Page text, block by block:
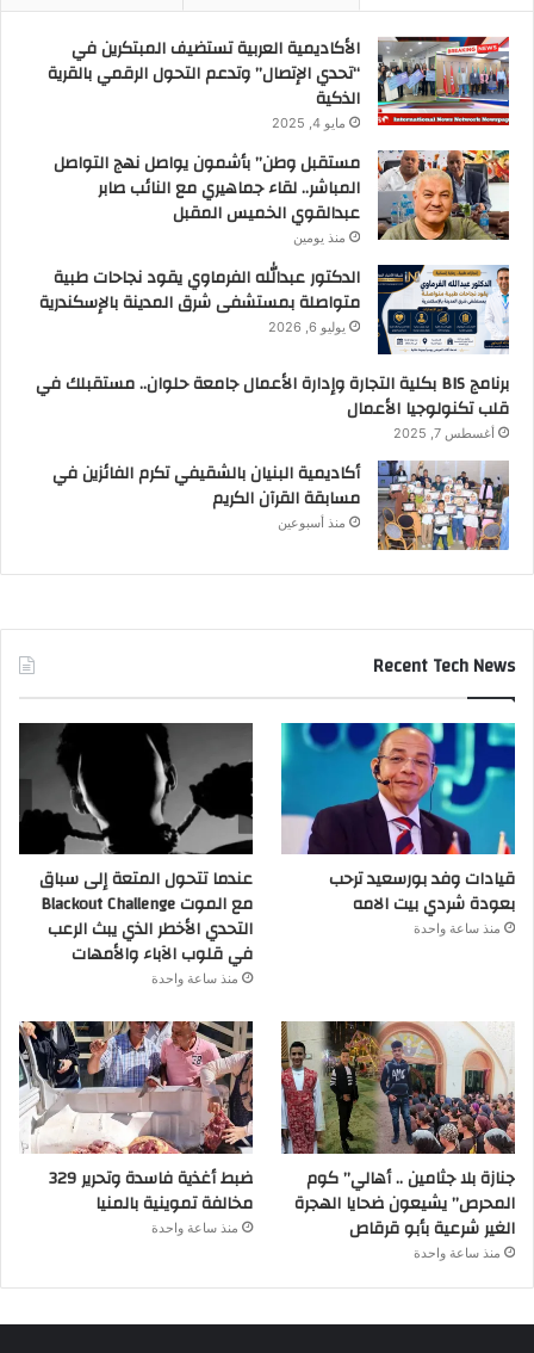
الأكاديمية العربية تستضيف المبتكرين في
“تحدي الإتصال” وتدعم التحول الرقمي بالقرية
الذكية
مايو 4, 2025
مستقبل وطن” بأشمون يواصل نهج التواصل
المباشر.. لقاء جماهيري مع النائب صابر
عبدالقوي الخميس المقبل
منذ يومين
الدكتور عبدالله الفرماوي يقود نجاحات طبية
متواصلة بمستشفى شرق المدينة بالإسكندرية
يوليو 6, 2026
برنامج BIS بكلية التجارة وإدارة الأعمال جامعة حلوان.. مستقبلك في
قلب تكنولوجيا الأعمال
أغسطس 7, 2025
أكاديمية البنيان بالشقيفي تكرم الفائزين في
مسابقة القرآن الكريم
منذ أسبوعين
Recent Tech News
قيادات وفد بورسعيد ترحب
بعودة شردي بيت الامه
منذ ساعة واحدة
عندما تتحول المتعة إلى سباق
مع الموت Blackout Challenge
التحدي الأخطر الذي يبث الرعب
في قلوب الآباء والأمهات
منذ ساعة واحدة
جنازة بلا جثامين .. أهالي” كوم
المحرص” يشيعون ضحايا الهجرة
الغير شرعية بأبو قرقاص
منذ ساعة واحدة
ضبط أغذية فاسدة وتحرير 329
مخالفة تموينية بالمنيا
منذ ساعة واحدة